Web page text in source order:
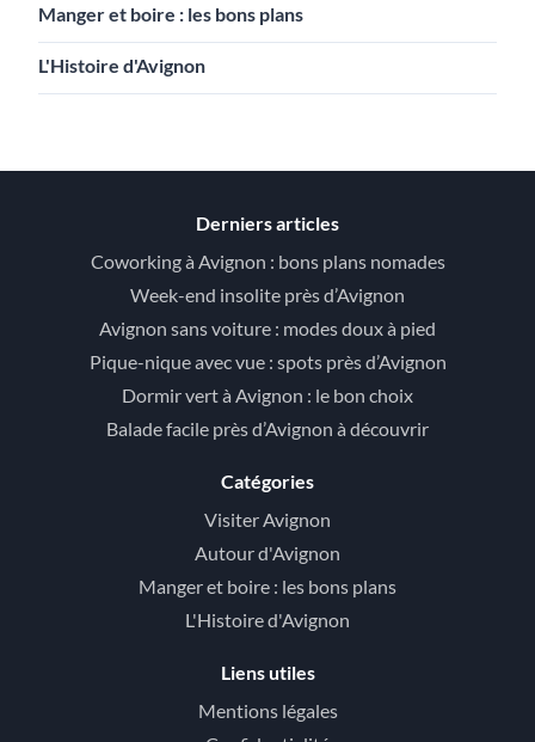
Manger et boire : les bons plans
L'Histoire d'Avignon
Derniers articles
Coworking à Avignon : bons plans nomades
Week-end insolite près d’Avignon
Avignon sans voiture : modes doux à pied
Pique-nique avec vue : spots près d’Avignon
Dormir vert à Avignon : le bon choix
Balade facile près d’Avignon à découvrir
Catégories
Visiter Avignon
Autour d'Avignon
Manger et boire : les bons plans
L'Histoire d'Avignon
Liens utiles
Mentions légales